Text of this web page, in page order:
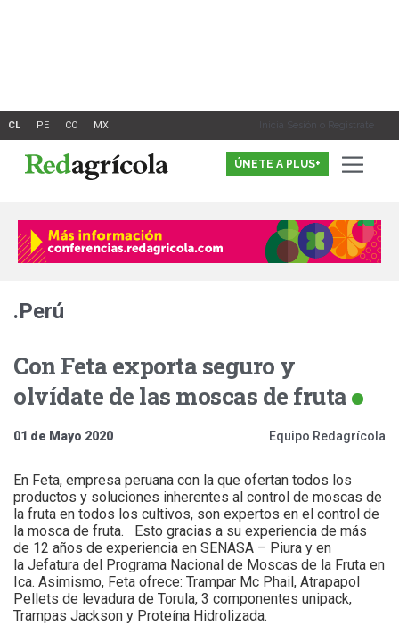
Inicia Sesión o Registrate
ÚNETE A PLUS+
.Perú
Con Feta exporta seguro y
olvídate de las moscas de fruta
01 de Mayo 2020 Equipo Redagrícola
En Feta, empresa peruana con la que ofertan todos los
productos y soluciones inherentes al control de moscas de
la fruta en todos los cultivos, son expertos en el control de
la mosca de fruta. Esto gracias a su experiencia de más
de 12 años de experiencia en SENASA – Piura y en
la Jefatura del Programa Nacional de Moscas de la Fruta en
Ica. Asimismo, Feta ofrece: Trampar Mc Phail, Atrapapol
Pellets de levadura de Torula, 3 componentes unipack,
Trampas Jackson y Proteína Hidrolizada.